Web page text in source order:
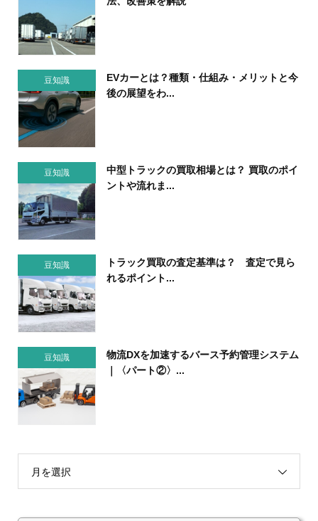
豆知識
EVカーとは？種類・仕組み・メリットと今
後の展望をわ...
豆知識
中型トラックの買取相場とは？ 買取のポイ
ントや流れま...
豆知識
トラック買取の査定基準は？ 査定で見ら
れるポイント...
豆知識
物流DXを加速するバース予約管理システム
｜〈パート②〉...
月を選択